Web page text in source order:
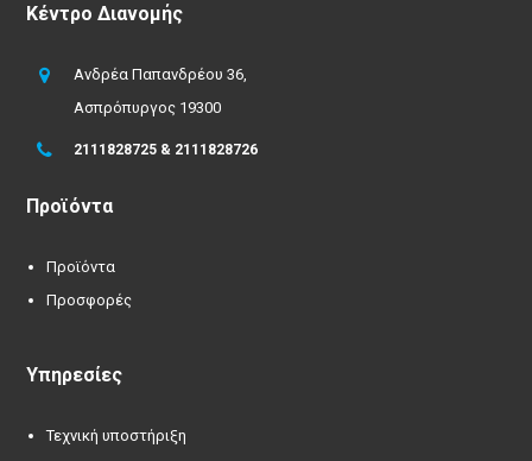
Κέντρο Διανομής
Ανδρέα Παπανδρέου 36,
Ασπρόπυργος 19300
2111828725 & 2111828726
Προϊόντα
Προϊόντα
Προσφορές
Υπηρεσίες
Τεχνική υποστήριξη